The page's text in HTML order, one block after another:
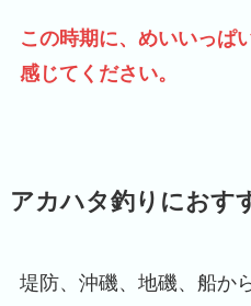
この時期に、めいいっぱ
感じてください。
アカハタ釣りにおす
堤防、沖磯、地磯、船か